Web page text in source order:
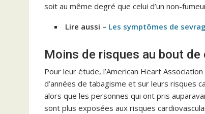
soit au même degré que celui d’un non-
Lire aussi – Les symptômes de
Moins de risques au bout de
Pour leur étude, l’American Heart
d’années de tabagisme et sur leurs risques
alors que les personnes qui ont pris
sont plus exposées aux risques